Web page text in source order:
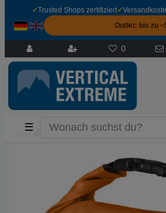
✓Trusted Shops zertifiziert✓
Outlet: bis zu
0
☰